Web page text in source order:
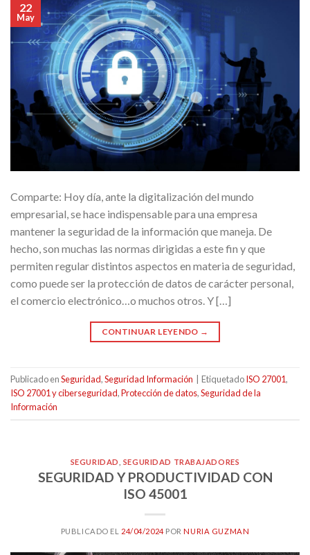
22
May
Comparte: Hoy día, ante la digitalización del mundo
empresarial, se hace indispensable para una empresa
mantener la seguridad de la información que maneja. De
hecho, son muchas las normas dirigidas a este fin y que
permiten regular distintos aspectos en materia de seguridad,
como puede ser la protección de datos de carácter personal,
el comercio electrónico…o muchos otros. Y […]
CONTINUAR LEYENDO →
Publicado enSeguridad,Seguridad Información EtiquetadoISO 27001,
ISO 27001 y ciberseguridad,Protección de datos,Seguridad de la
Información
SEGURIDAD SEGURIDAD TRABAJADORES
SEGURIDAD Y PRODUCTIVIDAD CON
ISO 45001
PUBLICADO EL 24/04/2024PORNURIA GUZMAN